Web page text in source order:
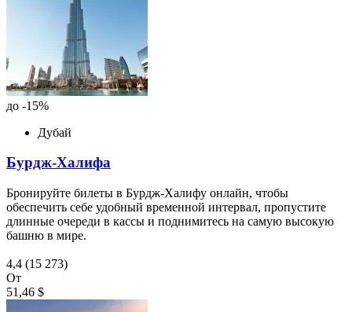
до -15%
Дубай
Бурдж-Халифа
Бронируйте билеты в Бурдж-Халифу онлайн, чтобы
обеспечить себе удобный временной интервал, пропустите
длинные очереди в кассы и поднимитесь на самую высокую
башню в мире.
4,4 (15 273)
От
51,46 $